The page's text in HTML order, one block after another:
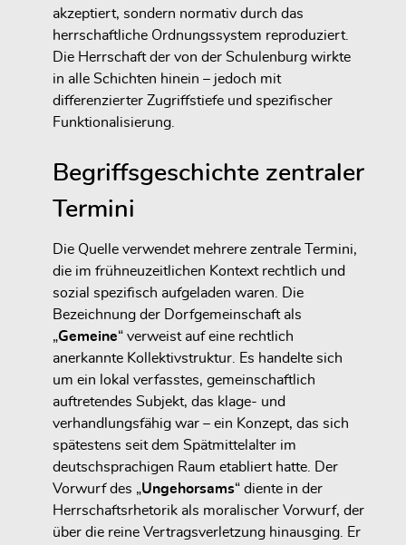
akzeptiert, sondern normativ durch das
herrschaftliche Ordnungssystem reproduziert.
Die Herrschaft der von der Schulenburg wirkte
in alle Schichten hinein – jedoch mit
differenzierter Zugriffstiefe und spezifischer
Funktionalisierung.
Begriffsgeschichte zentraler
Termini
Die Quelle verwendet mehrere zentrale Termini,
die im frühneuzeitlichen Kontext rechtlich und
sozial spezifisch aufgeladen waren. Die
Bezeichnung der Dorfgemeinschaft als
„Gemeine“ verweist auf eine rechtlich
anerkannte Kollektivstruktur. Es handelte sich
um ein lokal verfasstes, gemeinschaftlich
auftretendes Subjekt, das klage- und
verhandlungsfähig war – ein Konzept, das sich
spätestens seit dem Spätmittelalter im
deutschsprachigen Raum etabliert hatte. Der
Vorwurf des „Ungehorsams“ diente in der
Herrschaftsrhetorik als moralischer Vorwurf, der
über die reine Vertragsverletzung hinausging. Er